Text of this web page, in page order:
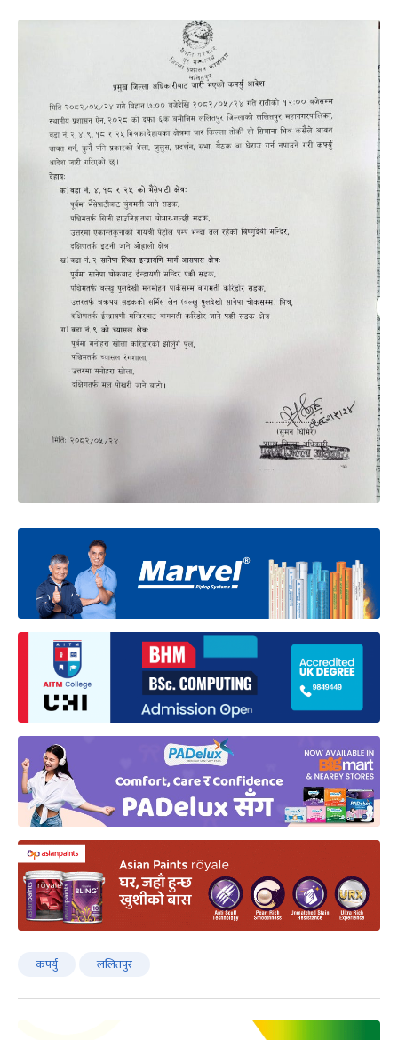
कर्फ्यु ललितपुर